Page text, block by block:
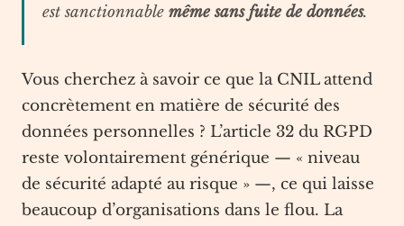
est sanctionnable même sans fuite de données.
Vous cherchez à savoir ce que la CNIL attend
concrètement en matière de sécurité des
données personnelles ? L’article 32 du RGPD
reste volontairement générique — « niveau
de sécurité adapté au risque » —, ce qui laisse
beaucoup d’organisations dans le flou. La